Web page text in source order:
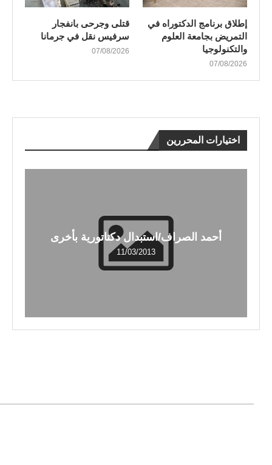
إطلاق برنامج الدكتوراه في
التمريض بجامعة العلوم
والتكنولوجيا
07/08/2026
قتلى وجرحى بانفجار
سرفيس نقل في جرمانا
07/08/2026
اختيارات المحررين
أحمد الصراف/استبدال دكتاتورية بأخرى
11/03/2013